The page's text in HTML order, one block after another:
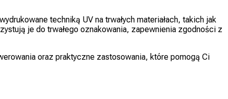
techniką UV na trwałych materiałach, takich jak
je do trwałego oznakowania, zapewnienia zgodności z
oraz praktyczne zastosowania, które pomogą Ci